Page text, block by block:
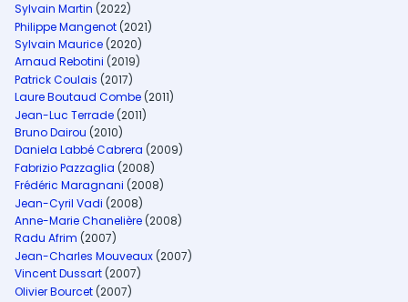
Sylvain Martin (2022)
Philippe Mangenot (2021)
Sylvain Maurice (2020)
Arnaud Rebotini (2019)
Patrick Coulais (2017)
Laure Boutaud Combe (2011)
Jean-Luc Terrade (2011)
Bruno Dairou (2010)
Daniela Labbé Cabrera (2009)
Fabrizio Pazzaglia (2008)
Frédéric Maragnani (2008)
Jean-Cyril Vadi (2008)
Anne-Marie Chanelière (2008)
Radu Afrim (2007)
Jean-Charles Mouveaux (2007)
Vincent Dussart (2007)
Olivier Bourcet (2007)